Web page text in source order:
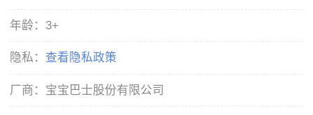
年龄： 3+
隐私： 查看隐私政策
厂商： 宝宝巴士股份有限公司